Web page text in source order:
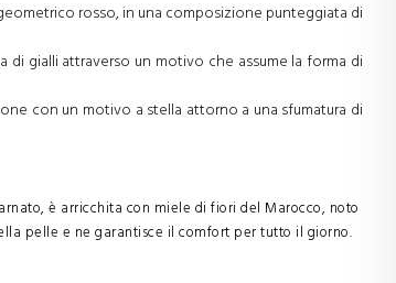
rosso, in una composizione punteggiata di
gialli attraverso un motivo che assume la forma di
con un motivo a stella attorno a una sfumatura di
è arricchita con miele di fiori del Marocco, noto
pelle e ne garantisce il comfort per tutto il giorno.